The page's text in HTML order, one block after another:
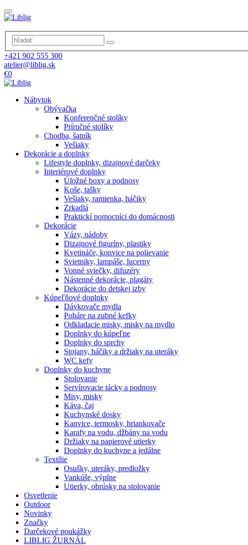
+421 902 555 300
atelier@liblig.sk
€0
Nábytok
Obývačka
Konferenčné stolíky
Príručné stolíky
Chodba, šatník
Vešiaky
Dekorácie a doplnky
Lifestyle doplnky, dizajnové darčeky
Interiérové doplnky
Úložné boxy a podnosy
Koše, tašky
Vešiaky, ramienka, háčiky
Zrkadlá
Praktickí pomocníci do domácnosti
Dekorácie
Vázy, nádoby
Dizajnové figuríny, plastiky
Kvetináče, konvice na polievanie
Svietniky, lampáše, lucerny
Vonné sviečky, difuzéry
Nástenné dekorácie, plagáty
Dekorácie do detskej izby
Kúpeľňové doplnky
Dávkovače mydla
Poháre na zubné kefky
Odkladacie misky, misky na mydlo
Doplnky do kúpeľne
Doplnky do sprchy
Stojany, háčiky a držiaky na uteráky
WC kefy
Doplnky do kuchyne
Stolovanie
Servírovacie tácky a podnosy
Misy, misky
Káva, čaj
Kuchynské dosky
Kanvice, termosky, hriankovače
Karafy na vodu, džbány na vodu
Držiaky na papierové utierky
Doplnky do kuchyne a jedálne
Textílie
Osušky, uteráky, predložky
Vankúše, výplne
Utierky, obrúsky na stolovanie
Osvetlenie
Outdoor
Novinky
Značky
Darčekové poukážky
LIBLIG ŽURNÁL